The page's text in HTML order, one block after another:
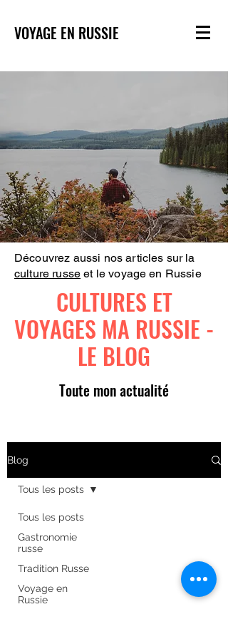
VOYAGE EN RUSSIE
Découvrez aussi nos articles sur la
culture russe et le voyage en Russie
CULTURES ET
VOYAGES MA RUSSIE -
LE BLOG
Toute mon actualité
Blog
Tous les posts
Gastronomie
russe
Tradition Russe
Voyage en
Russie
Tous les posts